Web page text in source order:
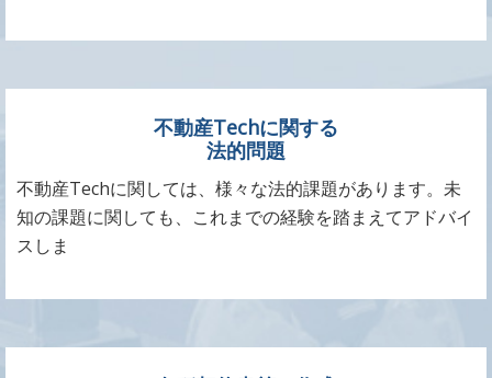
不動産Techに関する
法的問題
不動産Techに関しては、様々な法的課題があります。未
知の課題に関しても、これまでの経験を踏まえてアドバイ
スしま